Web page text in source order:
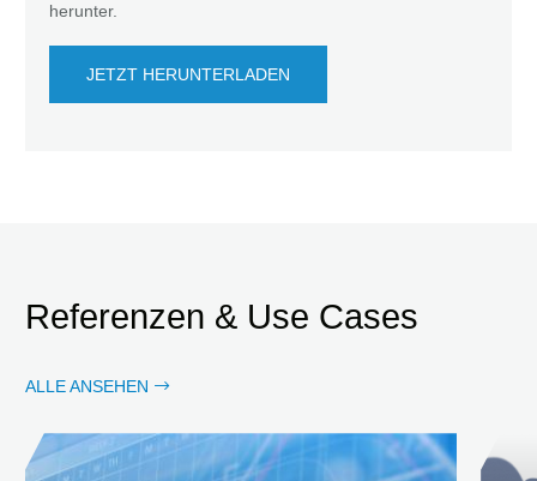
herunter.
JETZT HERUNTERLADEN
Referenzen & Use Cases
ALLE ANSEHEN